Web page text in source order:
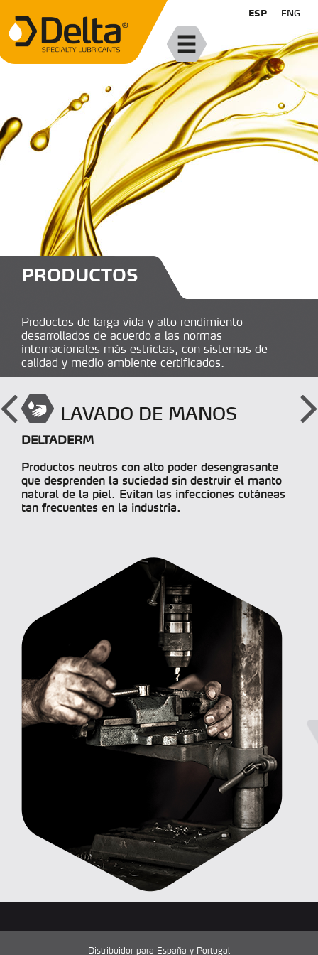
ESP ENG
PRODUCTOS
Productos de larga vida y alto rendimiento
desarrollados de acuerdo a las normas
internacionales más estrictas, con sistemas de
calidad y medio ambiente certificados.
LAVADO DE MANOS
DELTADERM
Productos neutros con alto poder desengrasante
que desprenden la suciedad sin destruir el manto
natural de la piel. Evitan las infecciones cutáneas
tan frecuentes en la industria.
Distribuidor para España y Portugal